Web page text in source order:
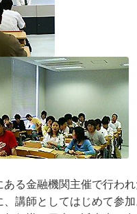
る金融機関主催で行わ
、講師としてはじめて参